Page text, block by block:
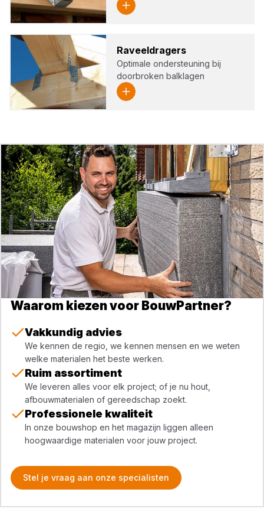
Raveel­dra­gers
Optimale ondersteuning bij
doorbroken balklagen
Waarom kiezen voor BouwPartner?
Vakkundig advies
We kennen de regio, we kennen mensen en we weten
welke materialen het beste werken.
Ruim assortiment
We leveren alles voor elk project; of je nu hout,
afbouwmaterialen of gereedschap zoekt.
Professionele kwaliteit
In onze bouwshop en het magazijn liggen alleen
hoogwaardige materialen voor jouw project.
Stel je vraag aan onze specialisten